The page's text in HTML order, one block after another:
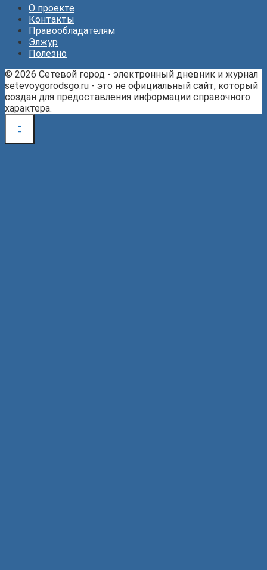
О проекте
Контакты
Правообладателям
Элжур
Полезно
© 2026 Сетевой город - электронный дневник и журнал
setevoygorodsgo.ru - это не официальный сайт, который
создан для предоставления информации справочного
характера.